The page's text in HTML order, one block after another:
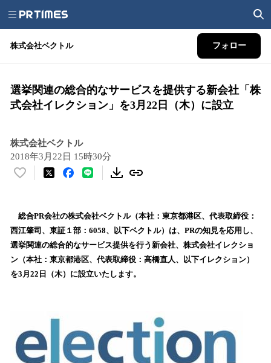
株式会社ベクトル フォロー
選挙関連の総合的なサービスを提供する新会社「株
式会社イレクション」を3月22日（木）に設立
株式会社ベクトル
2018年3月22日 15時30分
い
！
数
を
読
み
込
す
総合PR会社の株式会社ベクトル（本社：東京都港区、代表取締役：
西江肇司、東証１部：6058、以下ベクトル）は、PRの知見を応用し、
選挙関連の総合的なサービス提供を行う新会社、株式会社イレクショ
ン（本社：東京都港区、代表取締役：高橋直人、以下イレクション）
を3月22日（木）に設立いたします。